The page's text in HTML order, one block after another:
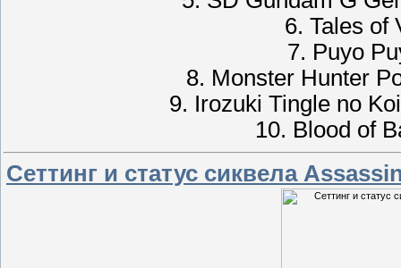
6. Tales of
7. Puyo
8. Monster Hunter
9. Irozuki Tingle no
10. Blood of
Сеттинг и статус сиквела